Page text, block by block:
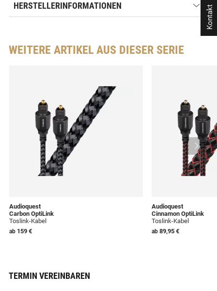
HERSTELLERINFORMATIONEN
WEITERE ARTIKEL AUS DIESER SERIE
Audioquest
Carbon OptiLink
Toslink-Kabel
ab 159 €
Audioquest
Cinnamon OptiLink
Toslink-Kabel
ab 89,95 €
TERMIN VEREINBAREN
Kontakt